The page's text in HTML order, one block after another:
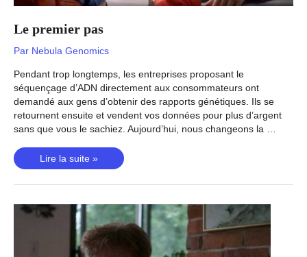
Le premier pas
Par Nebula Genomics
Pendant trop longtemps, les entreprises proposant le
séquençage d’ADN directement aux consommateurs ont
demandé aux gens d’obtenir des rapports génétiques. Ils se
retournent ensuite et vendent vos données pour plus d’argent
sans que vous le sachiez. Aujourd’hui, nous changeons la …
Le
premier
pas
Lire la suite »